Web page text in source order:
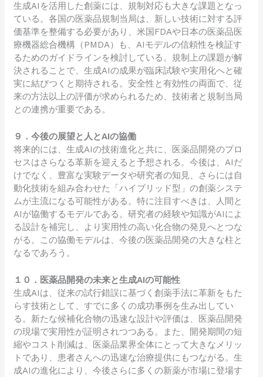
生成AIを活用した創薬には、規制対応も大きな課題となっ
ている。各国の医薬品規制当局は、新しい技術に対する評
価基準を整備する必要があり、米国FDAや日本の医薬品医
療機器総合機構（PMDA）も、AIモデルの信頼性を検証す
るためのガイドラインを検討している。規制上の課題が解
決されることで、生成AIの成果が臨床試験や実用化へと確
実に結びつくと期待される。安全性と有効性の両面で、従
来の方法以上の評価が求められるため、技術者と規制当局
との連携が重要である。
９．今後の展望と人とAIの協働
将来的には、生成AIの技術進化と共に、医薬品開発のプロ
セスはさらなる革新を迎えると予想される。今後は、AIだ
けでなく、豊富な実験データや研究者の知見、さらには自
動化技術を組み合わせた「ハイブリッド型」の創薬システ
ムが主流になる可能性がある。特に注目すべきは、人間と
AIが協働するモデルである。研究者の経験や知識がAIによ
る設計を補完し、より実用性の高い化合物の発見へとつな
がる。この協働モデルは、今後の医薬品開発の大きな柱と
なるであろう。
１０．医薬品開発の未来と生成AIの可能性
生成AIは、従来の試行錯誤に基づく創薬手法に革新をもた
らす技術として、すでに多くの成功事例を生み出してい
る。新たな候補化合物の迅速な設計や評価は、医薬品開発
の現場で実用性が証明されつつある。また、開発期間の短
縮やコスト削減は、医薬品業界全体にとって大きなメリッ
トであり、患者さんへの迅速な治療提供にもつながる。生
成AIの進化により、今後さらに多くの新薬が市場に登場す